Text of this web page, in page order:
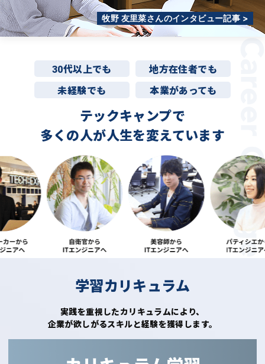
牧野 友里菜さんのインタビュー記事 >
30代以上でも
地方在住者でも
未経験でも
本業があっても
テックキャンプで
多くの人が人生を変えています
学習カリキュラム
実践を重視したカリキュラムにより、
企業が欲しがるスキルと経験を獲得します。